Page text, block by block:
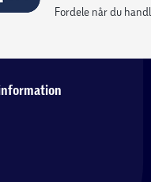
og pocketfjedre, som
sengens opbevaringsboks,
stof som boxmadrassen.
er nemt tilgængeligt
Fordele når du